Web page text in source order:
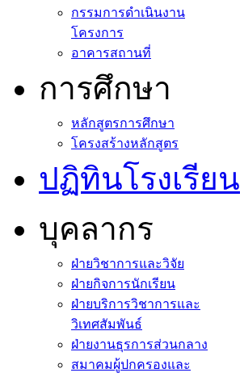
กรรมการดำเนินงาน
โครงการ
อาคารสถานที่
การศึกษา
หลักสูตรการศึกษา
โครงสร้างหลักสูตร
ปฏิทินโรงเรียน
บุคลากร
ฝ่ายวิชาการและวิจัย
ฝ่ายกิจการนักเรียน
ฝ่ายบริการวิชาการและ
วิเทศสัมพันธ์
ฝ่ายงานธุรการส่วนกลาง
สมาคมผู้ปกครองและ